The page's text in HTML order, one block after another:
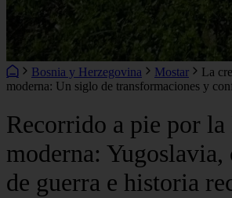
Bosnia y Herzegovina Mostar
La
moderna: Un siglo de transformaciones y
Recorrido a pie por la
moderna: Yugoslavia,
de guerra e historia